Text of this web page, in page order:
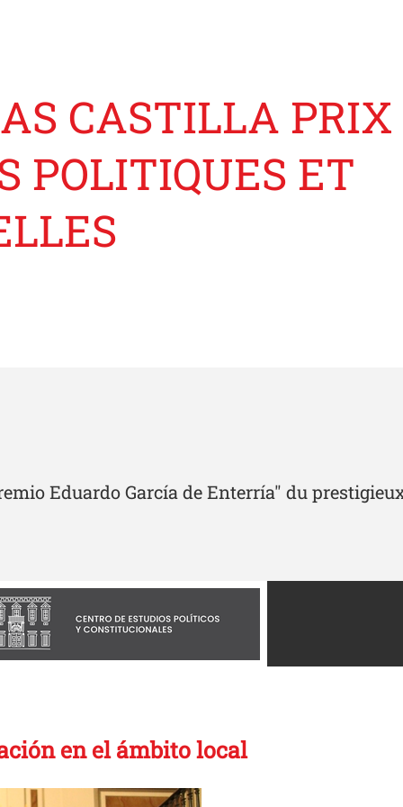
CASTILLA
POLITIQUES ET
Eduardo García de Enterría" du
en el ámbito local